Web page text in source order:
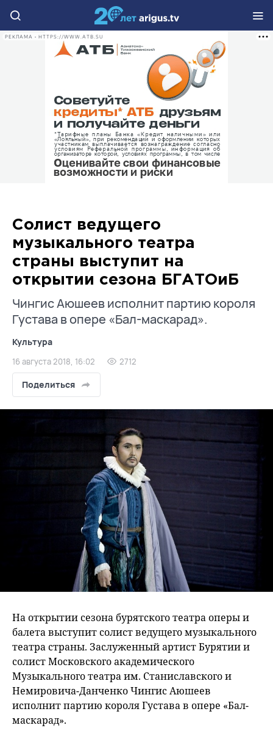
РЕКЛАМА • HTTPS://WWW.ATB.SU
Солист ведущего
музыкального театра
страны выступит на
открытии сезона БГАТОиБ
Чингис Аюшеев исполнит партию короля
Густава в опере «Бал-маскарад».
Культура
16 августа 2018, 16:02 2712
Поделиться
На открытии сезона бурятского театра оперы и
балета выступит солист ведущего музыкального
театра страны. Заслуженный артист Бурятии и
солист Московского академического
Музыкального театра им. Станиславского и
Немировича-Данченко Чингис Аюшеев
исполнит партию короля Густава в опере «Бал-
маскарад».